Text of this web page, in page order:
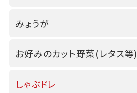
みょうが
お好みのカット野菜(レタス等)
しゃぶドレ